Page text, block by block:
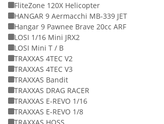
FliteZone 120X Helicopter
HANGAR 9 Aermacchi MB-339 JET
Hangar 9 Pawnee Brave 20cc ARF
LOSI 1/16 Mini JRX2
LOSI Mini T / B
TRAXXAS 4TEC V2
TRAXXAS 4TEC V3
TRAXXAS Bandit
TRAXXAS DRAG RACER
TRAXXAS E-REVO 1/16
TRAXXAS E-REVO 1/8